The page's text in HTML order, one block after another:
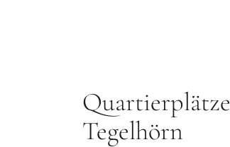
Quartierplätze
Tegelhörn